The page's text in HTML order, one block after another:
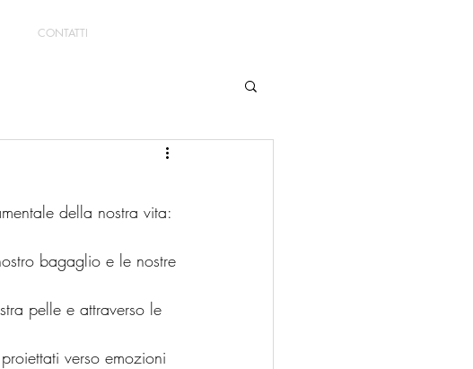
CONTATTI
della nostra vita:
bagaglio e le nostre
pelle e attraverso le
verso emozioni